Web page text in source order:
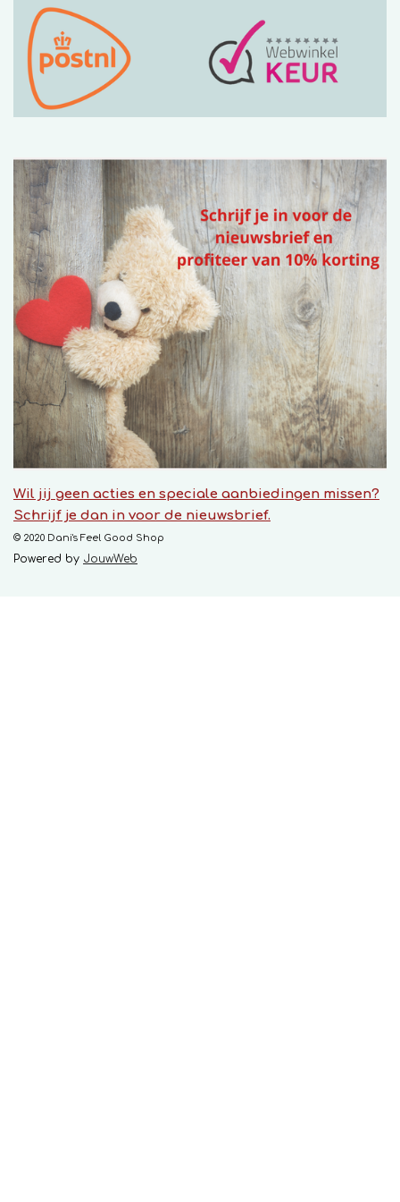
Wil jij geen acties en speciale aanbiedingen missen?
Schrijf je dan in voor de nieuwsbrief.
© 2020 Dani's Feel Good Shop
Powered by JouwWeb